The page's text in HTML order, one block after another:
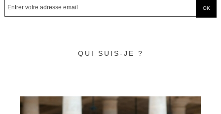
QUI SUIS-JE ?